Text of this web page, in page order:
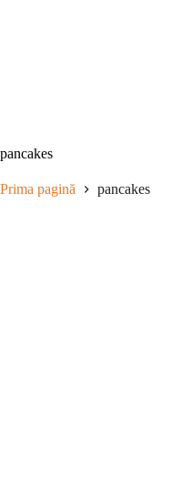
pancakes
Prima pagină pancakes